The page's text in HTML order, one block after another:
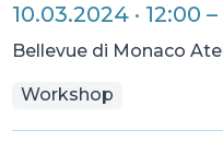
10.03.2024 · 12:00 –
Bellevue di Monaco
Workshop